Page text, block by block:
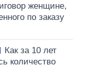
женщине,
по заказу
Как за 10 лет
количество